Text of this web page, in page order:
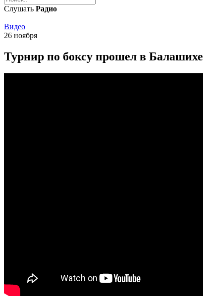
Слушать Радио
Видео
26 ноября
Турнир по боксу прошел в Балашихе